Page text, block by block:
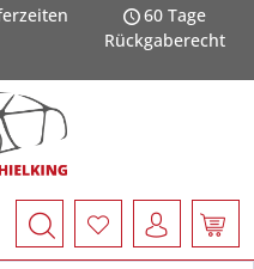
60 Tage
Rückgaberecht